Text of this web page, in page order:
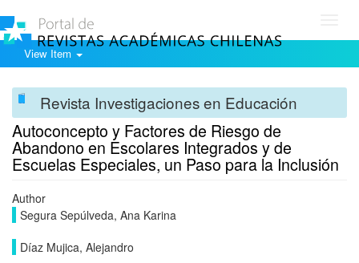
View Item
Revista Investigaciones en Educación
Autoconcepto y Factores de Riesgo de
Abandono en Escolares Integrados y de
Escuelas Especiales, un Paso para la Inclusión
Author
Segura Sepúlveda, Ana Karina
Díaz Mujica, Alejandro